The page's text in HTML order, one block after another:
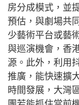
房分成模式，並
預估，與劇場共
少藝術平台或藝
與巡演機會，香
源。此外，利用
推廣，能快速擴
時間發展，大灣